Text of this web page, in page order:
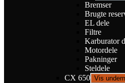
Bremser
Brugte
EL dele
Filtre
Karburator
Motordele
Pakninger
Steldele
CX 650 Vis